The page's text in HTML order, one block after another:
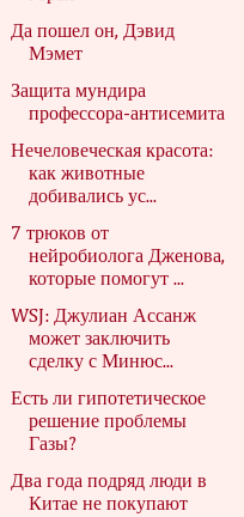
Да пошел он, Дэвид
Мэмет
Защита мундира
профессора-антисемита
Нечеловеческая красота:
как животные
добивались ус...
7 трюков от
нейробиолога Дженова,
которые помогут ...
WSJ: Джулиан Ассанж
может заключить
сделку с Минюс...
Есть ли гипотетическое
решение проблемы
Газы?
Два года подряд люди в
Китае не покупают